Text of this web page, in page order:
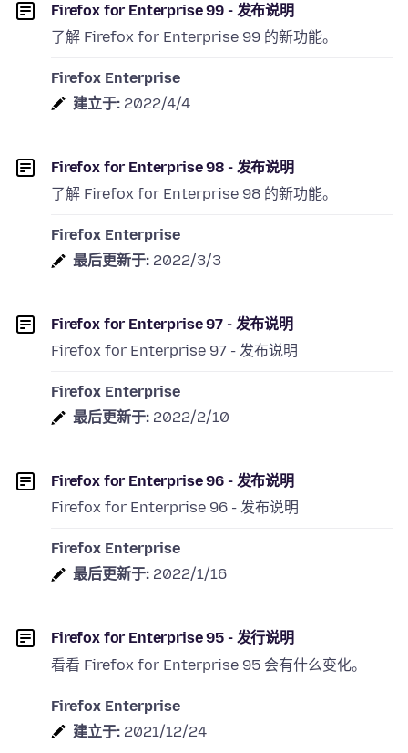
Firefox for Enterprise 99 - 发布说明
了解 Firefox for Enterprise 99 的新功能。
Firefox Enterprise
建立于: 2022/4/4
Firefox for Enterprise 98 - 发布说明
了解 Firefox for Enterprise 98 的新功能。
Firefox Enterprise
最后更新于: 2022/3/3
Firefox for Enterprise 97 - 发布说明
Firefox for Enterprise 97 - 发布说明
Firefox Enterprise
最后更新于: 2022/2/10
Firefox for Enterprise 96 - 发布说明
Firefox for Enterprise 96 - 发布说明
Firefox Enterprise
最后更新于: 2022/1/16
Firefox for Enterprise 95 - 发行说明
看看 Firefox for Enterprise 95 会有什么变化。
Firefox Enterprise
建立于: 2021/12/24